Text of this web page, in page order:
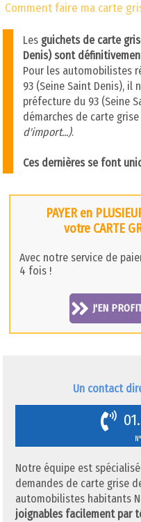
Comment faire ma carte
Les guichets de carte
Denis) sont
Pour les automobilistes
93 (Seine Saint Denis), il
préfecture du 93 (Seine
démarches de carte grise
d'import...).
Ces dernières se font
PAYER en
votre CARTE
Avec notre service de
4 fois !
J'EN
Un contact
Notre équipe est
demandes de carte grise
automobilistes habitants
joignables facilement par